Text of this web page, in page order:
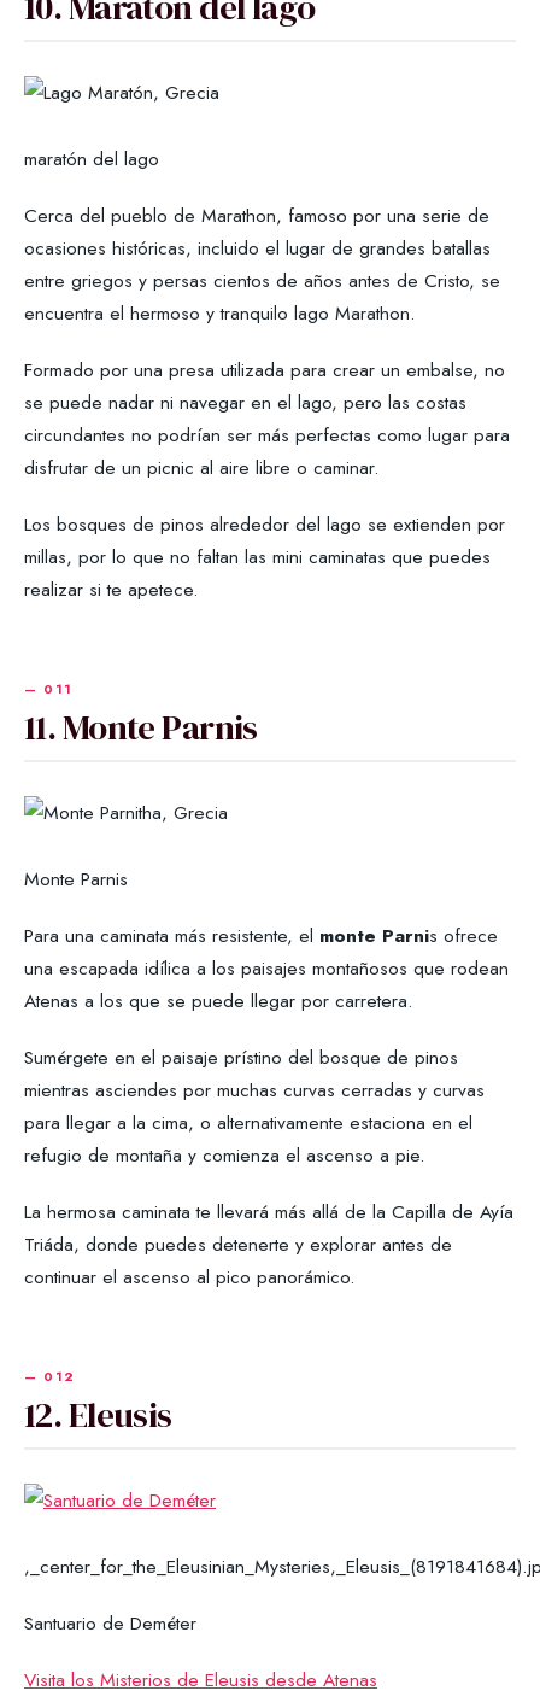
maratón del lago
Cerca del pueblo de Marathon, famoso por una serie de
ocasiones históricas, incluido el lugar de grandes batallas
entre griegos y persas cientos de años antes de Cristo, se
encuentra el hermoso y tranquilo lago Marathon.
Formado por una presa utilizada para crear un embalse, no
se puede nadar ni navegar en el lago, pero las costas
circundantes no podrían ser más perfectas como lugar para
disfrutar de un picnic al aire libre o caminar.
Los bosques de pinos alrededor del lago se extienden por
millas, por lo que no faltan las mini caminatas que puedes
realizar si te apetece.
11. Monte Parnis
Monte Parnis
Para una caminata más resistente, el monte Parnis ofrece
una escapada idílica a los paisajes montañosos que rodean
Atenas a los que se puede llegar por carretera.
Sumérgete en el paisaje prístino del bosque de pinos
mientras asciendes por muchas curvas cerradas y curvas
para llegar a la cima, o alternativamente estaciona en el
refugio de montaña y comienza el ascenso a pie.
La hermosa caminata te llevará más allá de la Capilla de Ayía
Triáda, donde puedes detenerte y explorar antes de
continuar el ascenso al pico panorámico.
12. Eleusis
Santuario de Deméter
Visita los Misterios de Eleusis desde Atenas